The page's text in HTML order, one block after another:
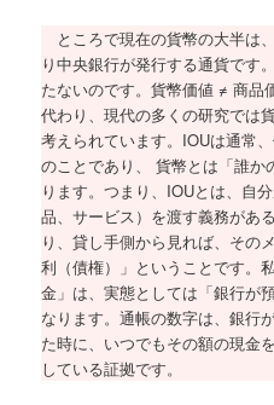
ところで現在の貨幣の大半は
り中央銀行が発行する通貨です
たないのです。貨幣価値 ≠ 商品
代わり、現代の多くの研究では
考えられています。IOUは通常
のことであり、 貨幣とは「誰か
ります。つまり、IOUとは、自
品、サービス）を渡す義務があ
り、貸し手側から見れば、その
利（債権）」ということです。
金」は、実態としては「銀行が
なります。通帳の数字は、銀行
た時に、いつでもその額の現金
している証拠です。